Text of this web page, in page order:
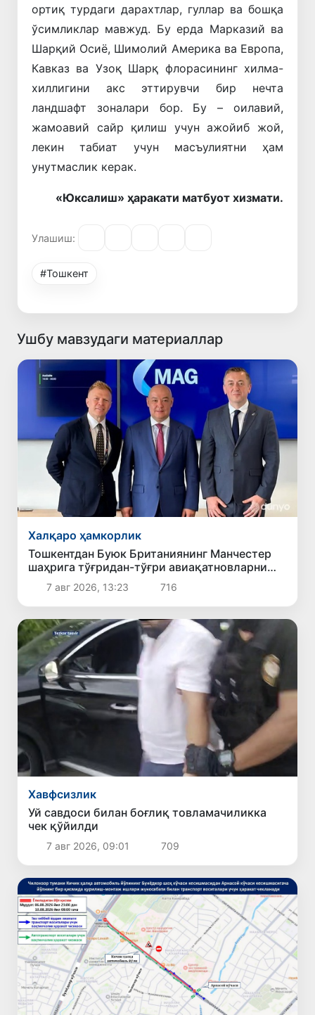
ортиқ турдаги дарахтлар, гуллар ва бошқа
ўсимликлар мавжуд. Бу ерда Марказий ва
Шарқий Осиё, Шимолий Америка ва Европа,
Кавказ ва Узоқ Шарқ флорасининг хилма-
хиллигини акс эттирувчи бир нечта
ландшафт зоналари бор. Бу – оилавий,
жамоавий сайр қилиш учун ажойиб жой,
лекин табиат учун масъулиятни ҳам
унутмаслик керак.
«Юксалиш» ҳаракати матбуот хизмати.
Улашиш:
#Тошкент
Ушбу мавзудаги материаллар
Халқаро ҳамкорлик
Тошкентдан Буюк Британиянинг Манчестер
шаҳрига тўғридан-тўғри авиақатновларни
йўлга қўйиш масаласи кўриб чиқилмоқда
7 авг 2026, 13:23 716
Хавфсизлик
Уй савдоси билан боғлиқ товламачиликка
чек қўйилди
7 авг 2026, 09:01 709